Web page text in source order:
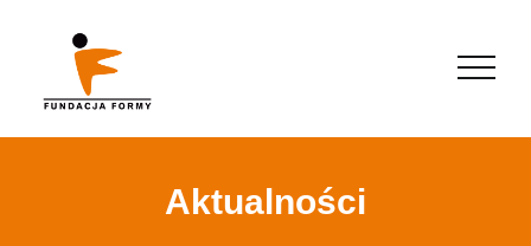
Aktualności